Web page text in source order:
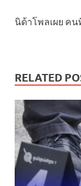
นิด้าโพลเผย ค
RELATED